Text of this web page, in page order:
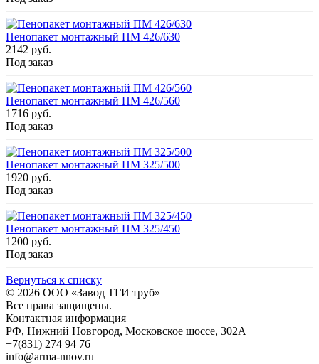
Пенопакет монтажный ПМ 426/630
2142 руб.
Под заказ
Пенопакет монтажный ПМ 426/560
1716 руб.
Под заказ
Пенопакет монтажный ПМ 325/500
1920 руб.
Под заказ
Пенопакет монтажный ПМ 325/450
1200 руб.
Под заказ
Вернуться к списку
© 2026 ООО «Завод ТГИ труб»
Все права защищены.
Контактная информация
РФ, Нижний Новгород, Московское шоссе, 302А
+7(831) 274 94 76
info@arma-nnov.ru